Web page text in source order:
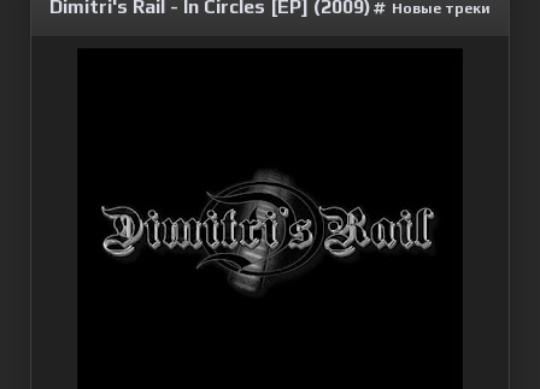
Dimitri's Rail - In Circles [EP] (2009) Новые треки